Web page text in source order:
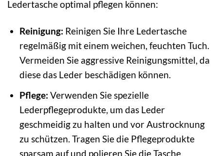
Ledertasche optimal pflegen können:
Reinigung: Reinigen Sie Ihre Ledertasche
regelmäßig mit einem weichen, feuchten Tuch.
Vermeiden Sie aggressive Reinigungsmittel, da
diese das Leder beschädigen können.
Pflege: Verwenden Sie spezielle
Lederpflegeprodukte, um das Leder
geschmeidig zu halten und vor Austrocknung
zu schützen. Tragen Sie die Pflegeprodukte
sparsam auf und polieren Sie die Tasche